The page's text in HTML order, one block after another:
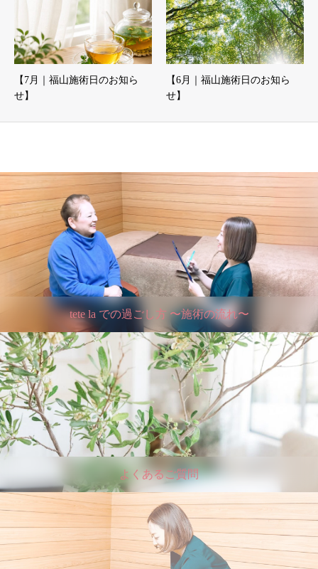
【7月｜福山施術日のお知ら
せ】
【6月｜福山施術日のお知ら
せ】
tete la での過ごし方 〜施術の流れ〜
よくあるご質問